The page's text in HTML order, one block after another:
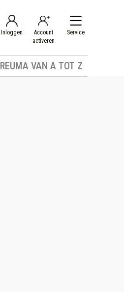
Inloggen
Account
activeren
Service
REUMA VAN A TOT Z